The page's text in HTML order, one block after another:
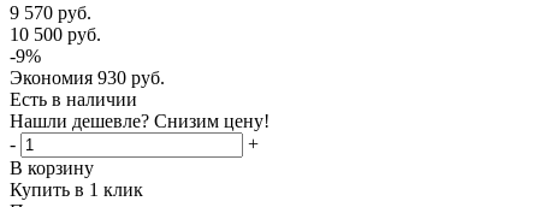
9 570 руб.
10 500 руб.
-9%
Экономия 930 руб.
Есть в наличии
Нашли дешевле? Снизим цену!
-
+
В корзину
Купить в 1 клик